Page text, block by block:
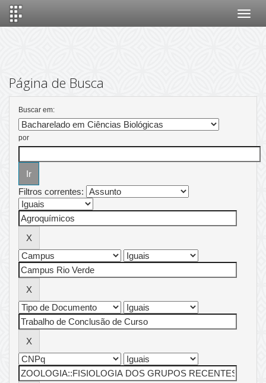
Página de Busca
Buscar em:
por
Filtros correntes: